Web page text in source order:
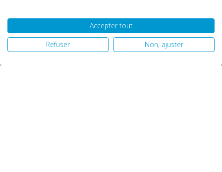
© 2026 PH06 Produits Propreté Hygiène |Mentions légales|
Politique de confidentialité
Plan du site
Accepter tout
Refuser
Non, ajuster